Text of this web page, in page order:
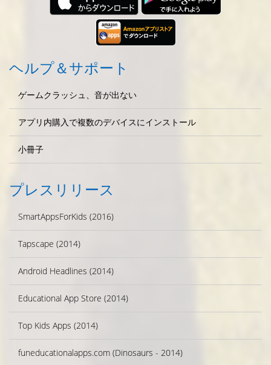
ヘルプ＆サポート
ゲームクラッシュ、音が出ない
アプリ内購入で複数のデバイスにインストール
小冊子
プレスリリース
SmartAppsForKids (2016)
Tapscape (2014)
Android Headlines (2014)
Educational App Store (2014)
Top Kids Apps (2014)
funeducationalapps.com (Dinosaurs - 2014)